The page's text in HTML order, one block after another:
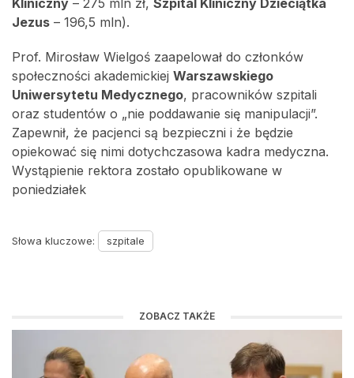
Kliniczny – 275 mln zł, Szpital Kliniczny Dzieciątka
Jezus – 196,5 mln).
Prof. Mirosław Wielgoś zaapelował do członków
społeczności akademickiej Warszawskiego
Uniwersytetu Medycznego, pracowników szpitali
oraz studentów o „nie poddawanie się manipulacji”.
Zapewnił, że pacjenci są bezpieczni i że będzie
opiekować się nimi dotychczasowa kadra medyczna.
Wystąpienie rektora zostało opublikowane w
poniedziałek
Słowa kluczowe: szpitale
ZOBACZ TAKŻE